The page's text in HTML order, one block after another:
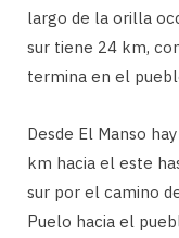
largo de la orilla
sur tiene 24 km,
termina en el
Desde El Manso
km hacia el este
sur por el camino
Puelo hacia el